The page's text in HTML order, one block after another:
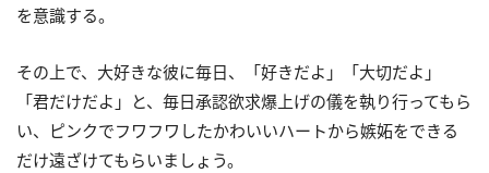
を意識する。
その上で、大好きな彼に毎日、「好きだよ」「大切だよ」
「君だけだよ」と、毎日承認欲求爆上げの儀を執り行ってもら
い、ピンクでフワフワしたかわいいハートから嫉妬をできる
だけ遠ざけてもらいましょう。